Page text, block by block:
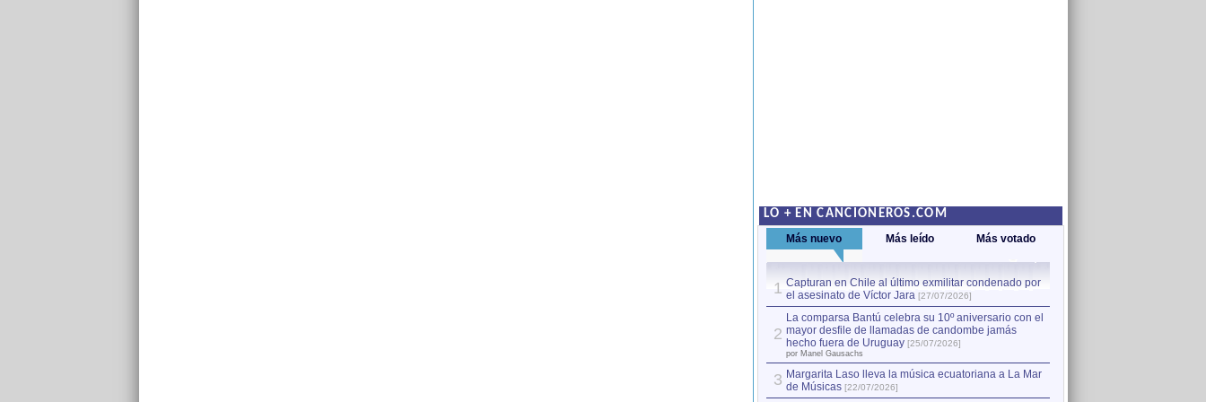
LO + EN CANCIONEROS.COM
Más nuevo Más leído Más votado
1 Capturan en Chile al último exmilitar condenado por
el asesinato de Víctor Jara [27/07/2026]
2
La comparsa Bantú celebra su 10º aniversario con el
mayor desfile de llamadas de candombe jamás
hecho fuera de Uruguay [25/07/2026]
por Manel Gausachs
3 Margarita Laso lleva la música ecuatoriana a La Mar
de Músicas [22/07/2026]